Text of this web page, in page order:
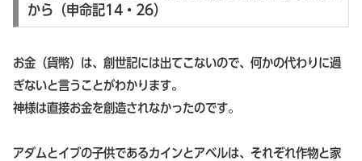
から（申命記14・26）
お金（貨幣）は、創世記には出てこないので、何かの代わりに過
ぎないと言うことがわかります。
神様は直接お金を創造されなかったのです。
アダムとイブの子供であるカインとアベルは、それぞれ作物と家